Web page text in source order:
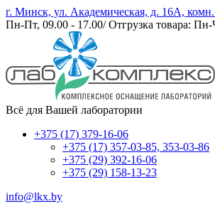
г. Минск, ул. Академическая, д. 16А,
Пн-Пт, 09.00 - 17.00/ Отгрузка товара:
Всё для Вашей лаборатории
+375 (17) 379-16-06
+375 (17) 357-03-85, 353-03-86
+375 (29) 392-16-06
+375 (29) 158-13-23
info@lkx.by